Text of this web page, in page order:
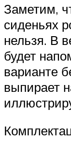
Заметим,
сиденьях
нельзя. В
будет
варианте
выпирает